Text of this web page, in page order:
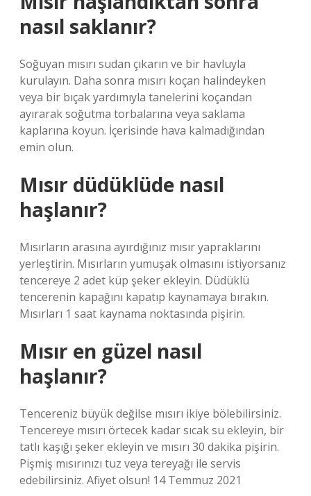
nasıl saklanır?
Soğuyan mısırı sudan çıkarın ve bir havluyla
kurulayın. Daha sonra mısırı koçan halindeyken
veya bir bıçak yardımıyla tanelerini koçandan
ayırarak soğutma torbalarına veya saklama
kaplarına koyun. İçerisinde hava kalmadığından
emin olun.
Mısır düdüklüde nasıl
haşlanır?
Mısırların arasına ayırdığınız mısır yapraklarını
yerleştirin. Mısırların yumuşak olmasını istiyorsanız
tencereye 2 adet küp şeker ekleyin. Düdüklü
tencerenin kapağını kapatıp kaynamaya bırakın.
Mısırları 1 saat kaynama noktasında pişirin.
Mısır en güzel nasıl
haşlanır?
Tencereniz büyük değilse mısırı ikiye bölebilirsiniz.
Tencereye mısırı örtecek kadar sıcak su ekleyin, bir
tatlı kaşığı şeker ekleyin ve mısırı 30 dakika pişirin.
Pişmiş mısırınızı tuz veya tereyağı ile servis
edebilirsiniz. Afiyet olsun! 14 Temmuz 2021